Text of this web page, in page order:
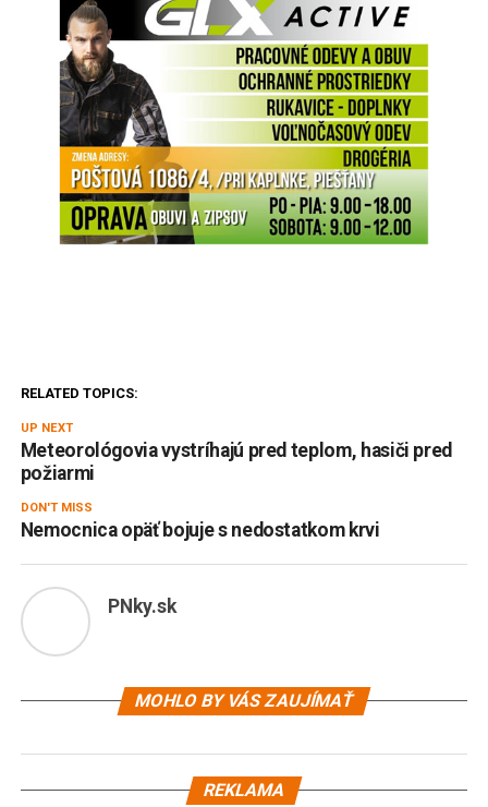
RELATED TOPICS:
UP NEXT
Meteorológovia vystríhajú pred teplom, hasiči pred
požiarmi
DON'T MISS
Nemocnica opäť bojuje s nedostatkom krvi
PNky.sk
MOHLO BY VÁS ZAUJÍMAŤ
REKLAMA